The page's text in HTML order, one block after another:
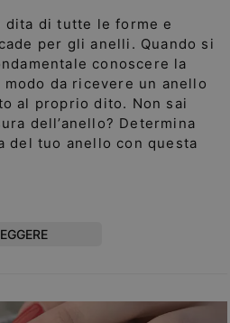
dita di tutte le forme e
per gli anelli. Quando si
conoscere la
da ricevere un anello
al proprio dito. Non sai
dell’anello? Determina
del tuo anello con questa